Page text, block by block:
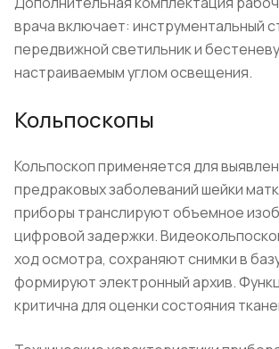
врача включает: инструментальный
передвижной светильник и
настраиваемым углом освещения.
Кольпоскопы
Кольпоскоп применяется для
предраковых заболеваний шейки
приборы транслируют объемное
цифровой задержки.
ход осмотра, сохраняют снимки в
формируют электронный архив.
критична для оценки состояния